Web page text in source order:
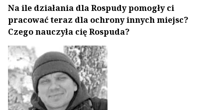
Na ile działania dla Rospudy pomogły ci
pracować teraz dla ochrony innych miejsc?
Czego nauczyła cię Rospuda?